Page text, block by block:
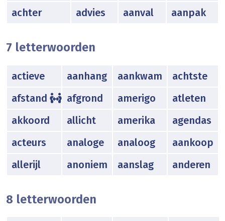
achter
advies aanval aanpak
7 letterwoorden
actieve aanhang aankwam
achtste
afstand
afgrond amerigo
atleten
akkoord
allicht amerika
agendas
acteurs
analoge analoog
aankoop
allerijl
anoniem aanslag anderen
8 letterwoorden